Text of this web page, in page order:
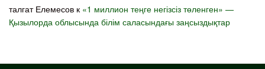
талгат Елемесов к «1 миллион теңге негізсіз төленген» —
Қызылорда облысында білім саласындағы заңсыздықтар